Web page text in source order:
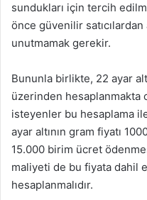
sundukları için tercih
önce güvenilir
unutmamak gerekir.
Bununla birlikte, 22 ayar
üzerinden hesaplanmakta
isteyenler bu hesaplama
ayar altının gram fiyatı
15.000 birim ücret
maliyeti de bu fiyata dahil
hesaplanmalıdır.